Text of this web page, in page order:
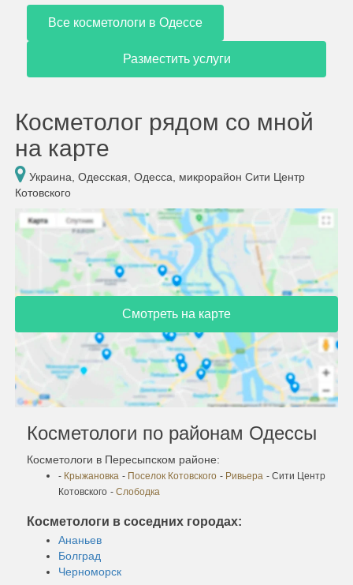
Все косметологи в Одессе
Разместить услуги
Косметолог рядом со мной
на карте
Украина, Одесская, Одесса, микрорайон Сити Центр
Котовского
Смотреть на карте
Косметологи по районам Одессы
Косметологи в Пересыпском районе:
- Крыжановка - Поселок Котовского - Ривьера - Сити Центр
Котовского - Слободка
Косметологи в соседних городах:
Ананьев
Болград
Черноморск